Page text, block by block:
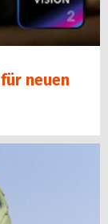
neuen